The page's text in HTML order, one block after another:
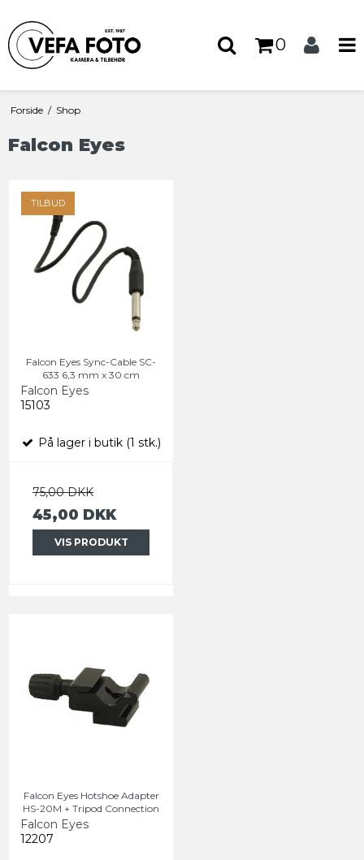
0
Forside / Shop
Falcon Eyes
TILBUD
Falcon Eyes Sync-Cable SC-
633 6,3 mm x 30 cm
Falcon Eyes
15103
På lager i butik (1 stk.)
75,00 DKK
45,00 DKK
VIS PRODUKT
Falcon Eyes Hotshoe Adapter
HS-20M + Tripod Connection
Falcon Eyes
12207